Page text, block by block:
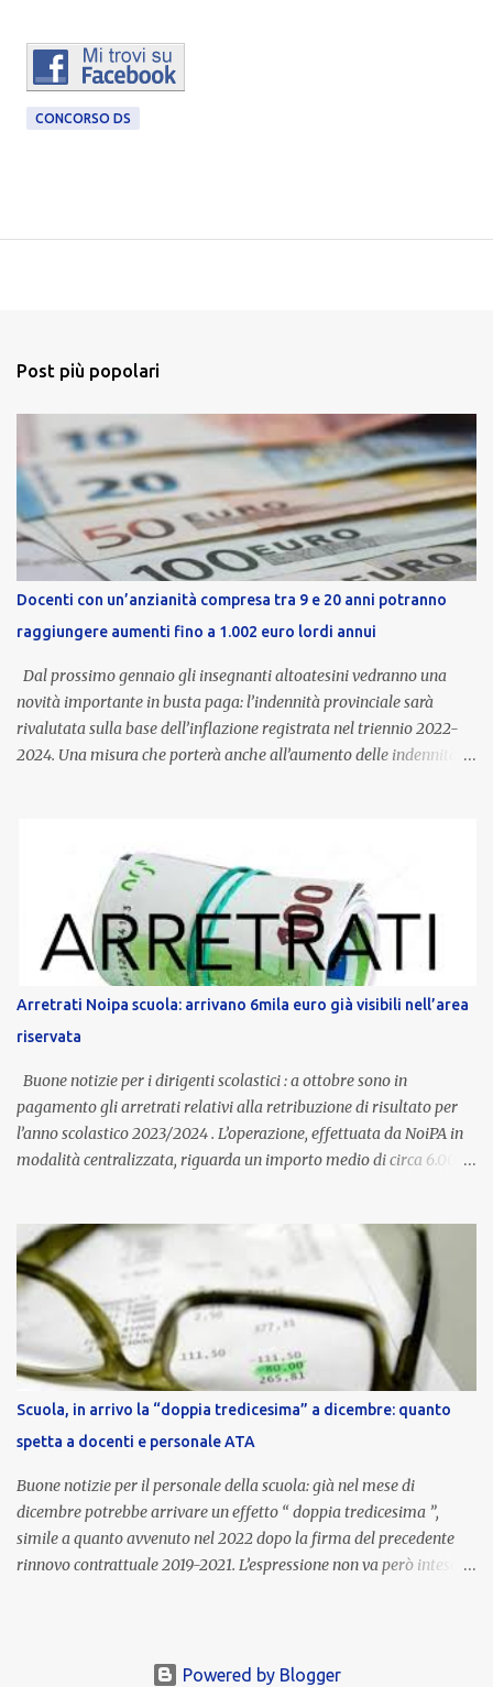
CONCORSO DS
Post più popolari
Docenti con un’anzianità compresa tra 9 e 20 anni potranno
raggiungere aumenti fino a 1.002 euro lordi annui
Dal prossimo gennaio gli insegnanti altoatesini vedranno una
novità importante in busta paga: l’indennità provinciale sarà
rivalutata sulla base dell’inflazione registrata nel triennio 2022-
2024. Una misura che porterà anche all’aumento delle indennità di
dedicato alle donne vittime di violenza di genere, in linea con la
normativa nazionale e con l’obiettivo di offrire maggiore tutela e
supporto in situazioni delicate. L’indennità provinciale per i docenti
è un unicum in Italia: si tratta di una misura esclusiva della
Provincia autonoma di Bolzano, che integra in maniera stabile lo
stipendio nazionale grazie alle prerogative garantite
dall’autonomia locale. Non è un bonus temporaneo né un
compenso accessorio, ma una voce strutturale di retribuzione,
aggiornata periodicamente in base al cost...
Arretrati Noipa scuola: arrivano 6mila euro già visibili nell’area
riservata
Buone notizie per i dirigenti scolastici : a ottobre sono in
pagamento gli arretrati relativi alla retribuzione di risultato per
l’anno scolastico 2023/2024 . L’operazione, effettuata da NoiPA in
modalità centralizzata, riguarda un importo medio di circa 6.000
ordinaria di ottobre . Cos’è la retribuzione di risultato La
retribuzione di risultato rappresenta la parte variabile dello
stipendio dei dirigenti scolastici. Viene corrisposta per valorizzare
la qualità dell’attività svolta, la gestione delle risorse e il
raggiungimento degli obiettivi fissati dal Ministero dell’Istruzione
e del Merito (MIM) . Per l’anno scolastico 2023/2024, il MIM ha
completato la procedura di valutazione e trasmesso i dati a NoiPA,
che ha poi disposto la liquidazione automatica in busta paga . Gli
importi e le trattenute L’importo medio lordo riconosciuto è di 6....
Scuola, in arrivo la “doppia tredicesima” a dicembre: quanto
spetta a docenti e personale ATA
Buone notizie per il personale della scuola: già nel mese di
dicembre potrebbe arrivare un effetto “ doppia tredicesima ”,
simile a quanto avvenuto nel 2022 dopo la firma del precedente
rinnovo contrattuale 2019-2021. L’espressione non va però intesa in
un’integrazione straordinaria che, pur non raggiungendo l’importo
Powered by Blogger